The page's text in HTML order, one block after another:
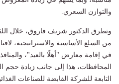
والتوازن السعري.
وتطرق الدكتور شريف فاروق، خلال
من السلع الأساسية والاستراتيجية،
في إقامة معارض "أهلًا بالعيد"،
المحافظات، هذا إلى جانب زيادة
التابعة للشركة القابضة للصناعات